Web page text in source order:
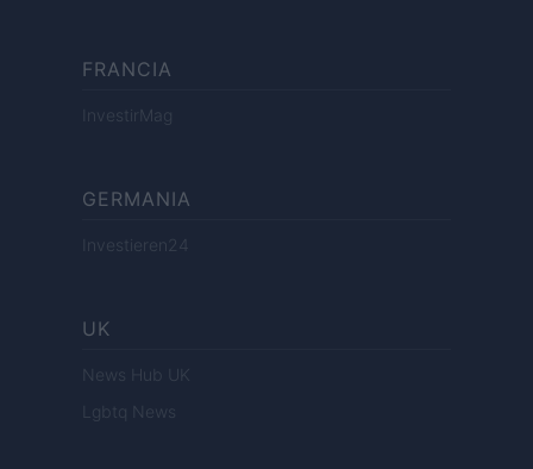
FRANCIA
InvestirMag
GERMANIA
Investieren24
UK
News Hub UK
Lgbtq News